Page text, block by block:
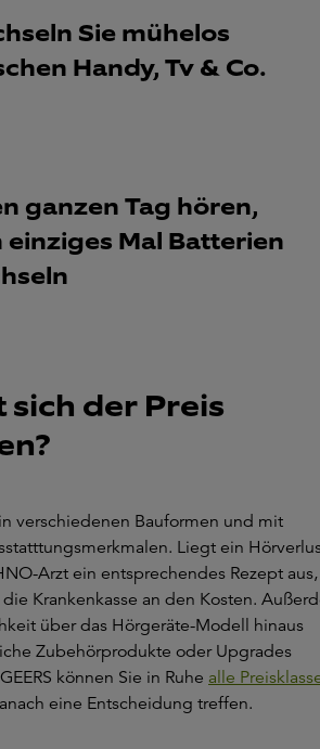
Sie mühelos
Handy, Tv & Co.​
ganzen Tag hören,
einziges Mal Batterien
sich der Preis
verschiedenen Bauformen und mit
Liegt ein
Arzt ein entsprechendes Rezept aus,
Krankenkasse an den Kosten.
über das Hörgeräte-Modell hinaus
Zubehörprodukte oder Upgrades
können Sie in Ruhe alle
eine Entscheidung treffen.